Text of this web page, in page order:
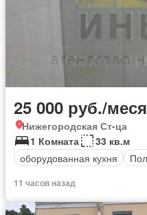
25 000 руб./
Нижегородская Ст-ца
1 Комната
33 кв.м
оборудованная кухня
11 часов назад